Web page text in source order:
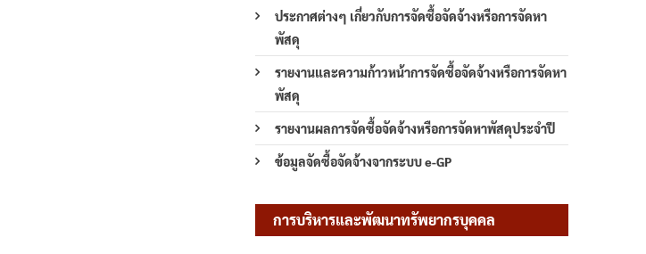
ประกาศต่างๆ เกี่ยวกับการจัดซื้อจัดจ้างหรือการจัดหา
พัสดุ
รายงานและความก้าวหน้าการจัดซื้อจัดจ้างหรือการจัดหา
พัสดุ
รายงานผลการจัดซื้อจัดจ้างหรือการจัดหาพัสดุประจำปี
ข้อมูลจัดซื้อจัดจ้างจากระบบ e-GP
การบริหารและพัฒนาทรัพยากรบุคคล